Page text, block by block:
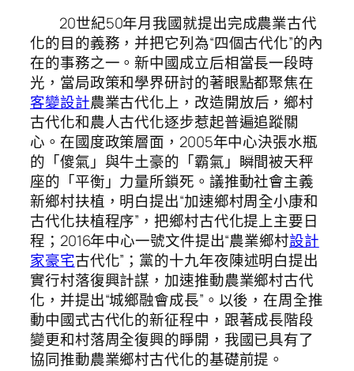
20世紀50年月我國就提出完成農業古代
化的目的義務，并把它列為“四個古代化”的內
在的事務之一。新中國成立后相當長一段時
光，當局政策和學界研討的著眼點都聚焦在
客變設計農業古代化上，改造開放后，鄉村
古代化和農人古代化逐步惹起普遍追蹤關
心。在國度政策層面，2005年中心決張水瓶
的「傻氣」與牛土豪的「霸氣」瞬間被天秤
座的「平衡」力量所鎖死。議推動社會主義
新鄉村扶植，明白提出“加速鄉村周全小康和
古代化扶植程序”，把鄉村古代化提上主要日
程；2016年中心一號文件提出“農業鄉村設計
家豪宅古代化”；黨的十九年夜陳述明白提出
實行村落復興計謀，加速推動農業鄉村古代
化，并提出“城鄉融會成長”。以後，在周全推
動中國式古代化的新征程中，跟著成長階段
變更和村落周全復興的睜開，我國已具有了
協同推動農業鄉村古代化的基礎前提。